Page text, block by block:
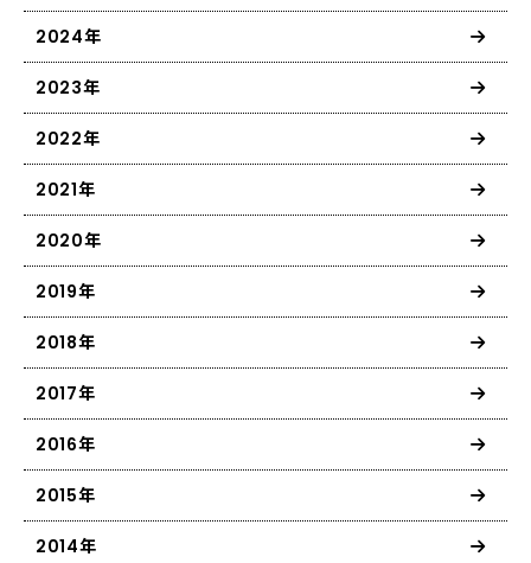
2024年
2023年
2022年
2021年
2020年
2019年
2018年
2017年
2016年
2015年
2014年